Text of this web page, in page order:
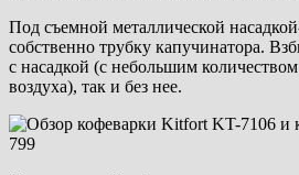
Под съемной металлической
собственно трубку капучинатора.
с насадкой (с небольшим
воздуха), так и без нее.